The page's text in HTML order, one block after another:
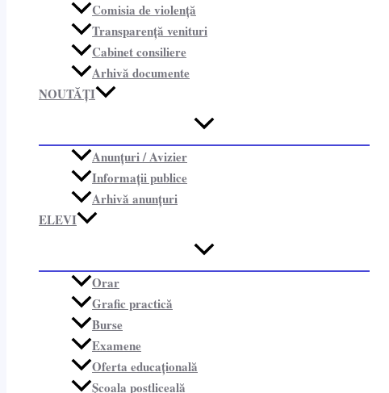
Comisia de violență
Transparență venituri
Cabinet consiliere​
Arhivă documente
NOUTĂȚI
Anunțuri / Avizier
Informații publice​
Arhivă anunțuri
ELEVI
Orar
Grafic practică
Burse
Examene
Oferta educațională
Școala postliceală